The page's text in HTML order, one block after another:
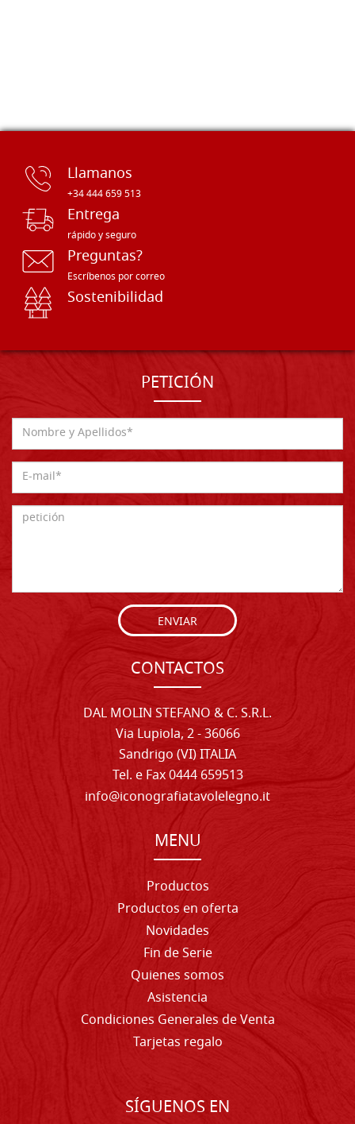
Llamanos
+34 444 659 513
Entrega
rápido y seguro
Preguntas?
Escríbenos por correo
Sostenibilidad
PETICIÓN
ENVIAR
CONTACTOS
DAL MOLIN STEFANO & C. S.R.L.
Via Lupiola, 2 - 36066
Sandrigo (VI) ITALIA
Tel. e Fax 0444 659513
info@iconografiatavolelegno.it
MENU
Productos
Productos en oferta
Novidades
Fin de Serie
Quienes somos
Asistencia
Condiciones Generales de Venta
Tarjetas regalo
SÍGUENOS EN